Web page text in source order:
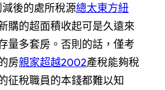
後的處所稅源總太東方紐
購的超面積收起可是久遠來
量多套房。否則的話，僅考
房親家超越2002產稅能夠稅
征稅職員的本錢都難以知